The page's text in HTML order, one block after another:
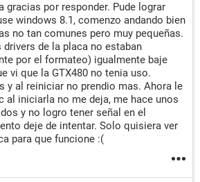
gracias por responder. Pude lograr
windows 8.1, comenzo andando bien
no tan comunes pero muy pequeñas.
de la placa no estaban
por el formateo) igualmente baje
vi que la GTX480 no tenia uso.
y al reiniciar no prendio mas. Ahora le
al iniciarla no me deja, me hace unos
y no logro tener señal en el
deje de intentar. Solo quisiera ver
para que funcione :(